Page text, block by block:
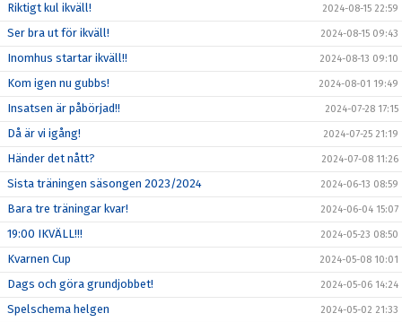
Riktigt kul ikväll! 2024-08-15 22:59
Ser bra ut för ikväll! 2024-08-15 09:43
Inomhus startar ikväll!! 2024-08-13 09:10
Kom igen nu gubbs! 2024-08-01 19:49
Insatsen är påbörjad!! 2024-07-28 17:15
Då är vi igång! 2024-07-25 21:19
Händer det nått? 2024-07-08 11:26
Sista träningen säsongen 2023/2024 2024-06-13 08:59
Bara tre träningar kvar! 2024-06-04 15:07
19:00 IKVÄLL!!! 2024-05-23 08:50
Kvarnen Cup 2024-05-08 10:01
Dags och göra grundjobbet! 2024-05-06 14:24
Spelschema helgen 2024-05-02 21:33